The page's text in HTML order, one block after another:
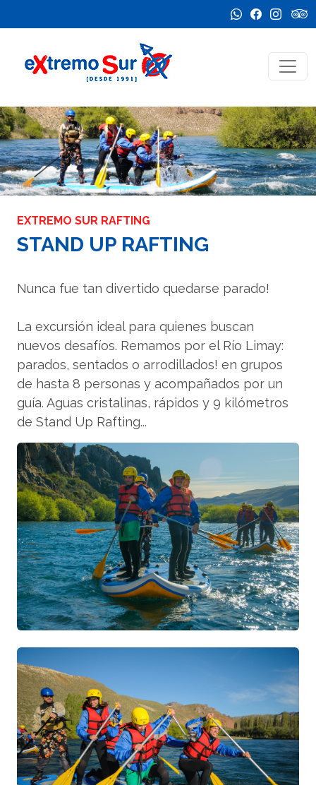
EXTREMO SUR RAFTING
STAND UP RAFTING
Nunca fue tan divertido quedarse parado!
La excursión ideal para quienes buscan
nuevos desafíos. Remamos por el Río Limay:
parados, sentados o arrodillados! en grupos
de hasta 8 personas y acompañados por un
guía. Aguas cristalinas, rápidos y 9 kilómetros
de Stand Up Rafting...